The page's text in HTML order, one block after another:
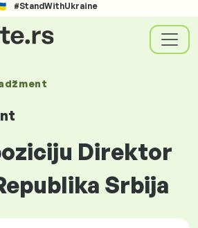
#StandWithUkraine
Direktor
Srbija